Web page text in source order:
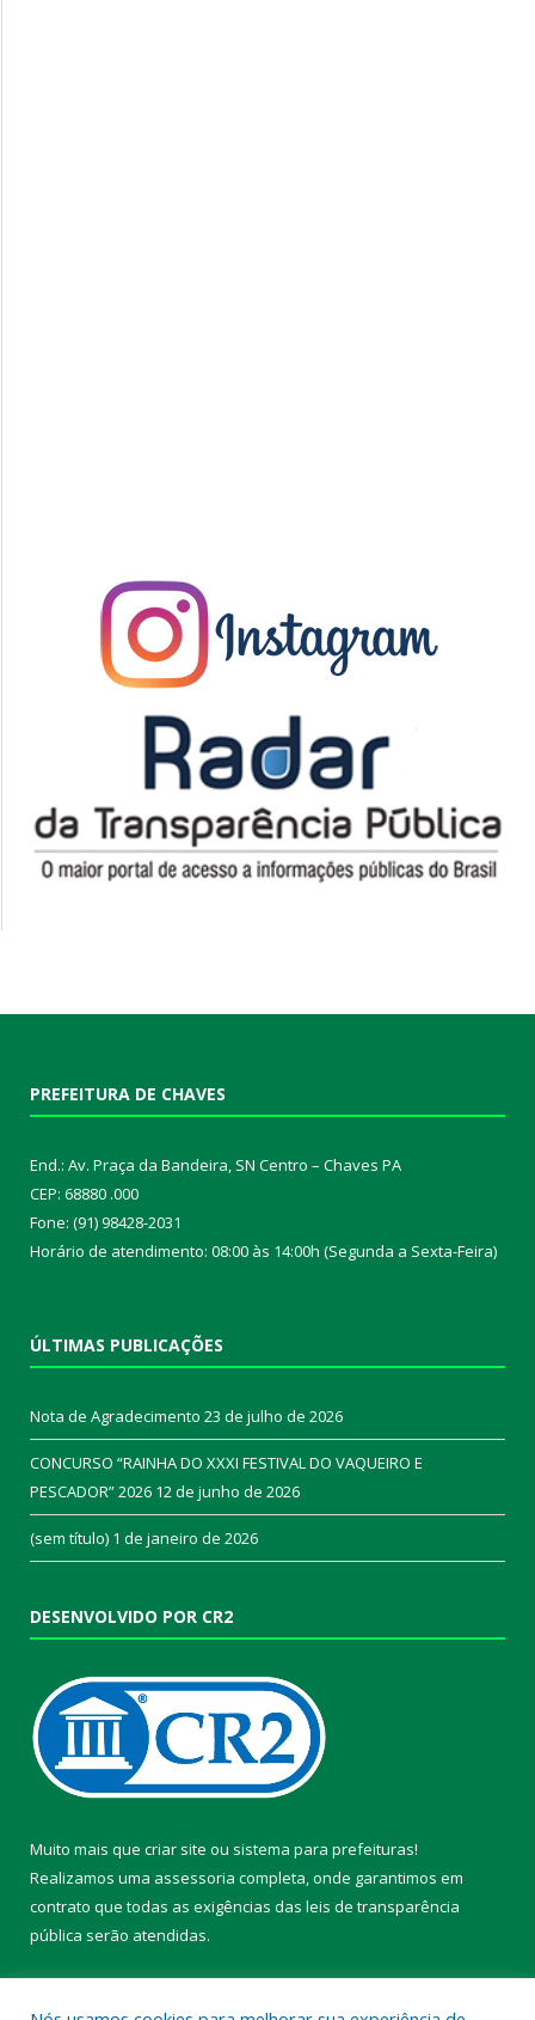
PREFEITURA DE CHAVES
End.: Av. Praça da Bandeira, SN Centro – Chaves PA
CEP: 68880 .000
Fone: (91) 98428-2031
Horário de atendimento: 08:00 às 14:00h (Segunda a Sexta-Feira)
ÚLTIMAS PUBLICAÇÕES
Nota de Agradecimento 23 de julho de 2026
CONCURSO “RAINHA DO XXXI FESTIVAL DO VAQUEIRO E
PESCADOR” 2026 12 de junho de 2026
(sem título) 1 de janeiro de 2026
DESENVOLVIDO POR CR2
Muito mais que criar site ou sistema para prefeituras!
Realizamos uma assessoria completa, onde garantimos em
contrato que todas as exigências das leis de transparência
pública serão atendidas.